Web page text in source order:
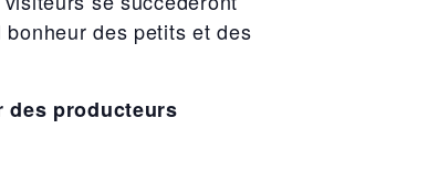
des petits et des
producteurs